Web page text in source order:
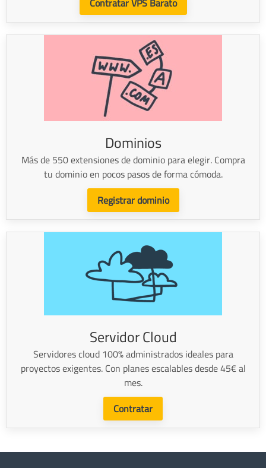
Dominios
Más de 550 extensiones de dominio para elegir. Compra
tu dominio en pocos pasos de forma cómoda.
Registrar dominio
Servidor Cloud
Servidores cloud 100% administrados ideales para
proyectos exigentes. Con planes escalables desde 45€ al
mes.
Contratar